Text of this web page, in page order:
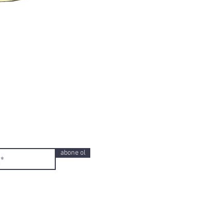
abone ol